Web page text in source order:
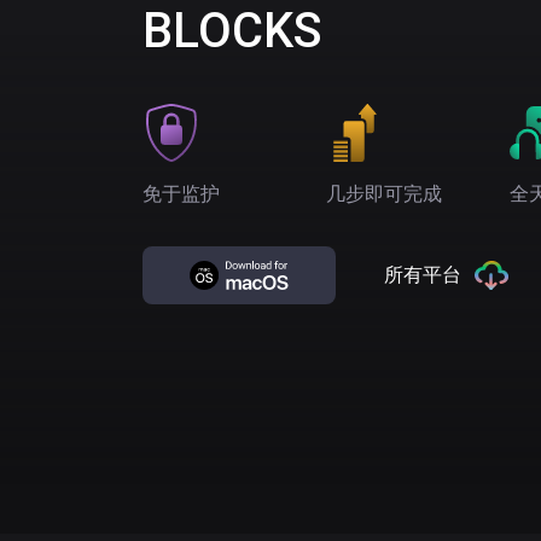
BLOCKS
免于监护 几步即可完成 全
所有平台